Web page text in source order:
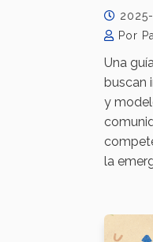
Por
Una
buscan
y
la